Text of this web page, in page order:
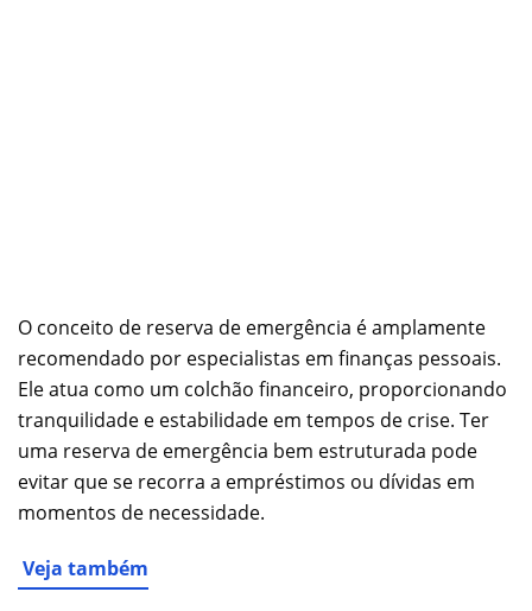
O conceito de reserva de emergência é amplamente
recomendado por especialistas em finanças pessoais.
Ele atua como um colchão financeiro, proporcionando
tranquilidade e estabilidade em tempos de crise. Ter
uma reserva de emergência bem estruturada pode
evitar que se recorra a empréstimos ou dívidas em
momentos de necessidade.
Veja também